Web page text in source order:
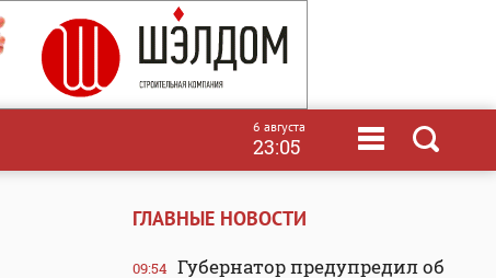
6 августа
23:05
ГЛАВНЫЕ НОВОСТИ
09:54 Губернатор предупредил об